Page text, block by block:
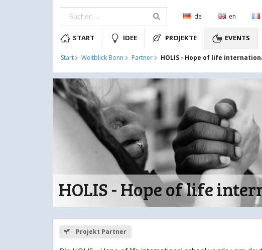
de en
START IDEE PROJEKTE EVENTS
Start Weitblick Bonn Partner HOLIS - Hope of life
HOLIS - Hope of life
Projekt Partner